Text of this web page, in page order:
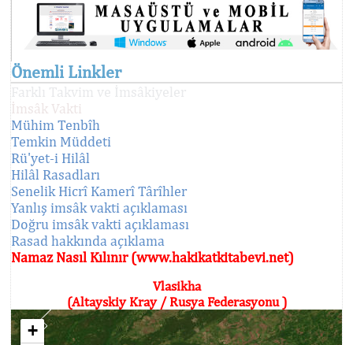
Önemli Linkler
İmsâk Vakti
Mühim Tenbîh
Temkin Müddeti
Rü'yet-i Hilâl
Hilâl Rasadları
Senelik Hicrî Kamerî Târîhler
Yanlış imsâk vakti açıklaması
Doğru imsâk vakti açıklaması
Rasad hakkında açıklama
Namaz Nasıl Kılınır (www.hakikatkitabevi.net)
Vlasikha
(Altayskiy Kray / Rusya Federasyonu )
+